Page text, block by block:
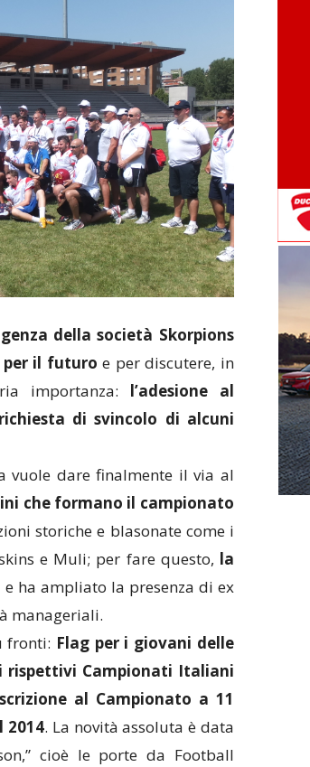
della società Skorpions
per il futuro e per discutere, in
importanza: l’adesione al
di svincolo di alcuni
vuole dare finalmente il via al
che formano il campionato
storiche e blasonate come i
e Muli; per fare questo, la
e ha ampliato la presenza di ex
manageriali.
fronti: Flag per i giovani delle
rispettivi Campionati Italiani
al Campionato a 11
2014. La novità assoluta è data
cioè le porte da Football